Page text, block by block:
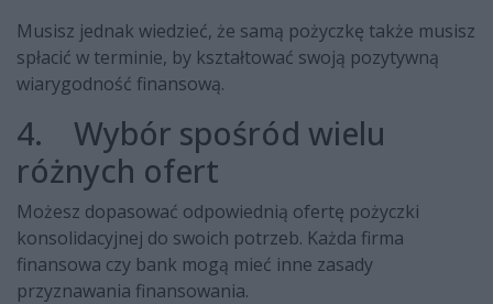
Musisz jednak wiedzieć, że samą pożyczkę także musisz
spłacić w terminie, by kształtować swoją pozytywną
wiarygodność finansową.
4. Wybór spośród wielu
różnych ofert
Możesz dopasować odpowiednią ofertę pożyczki
konsolidacyjnej do swoich potrzeb. Każda firma
finansowa czy bank mogą mieć inne zasady
przyznawania finansowania.